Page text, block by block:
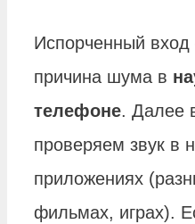
Испорченный вход
причина шума в
телефоне. Далее
проверяем звук в
приложениях
фильмах, играх).